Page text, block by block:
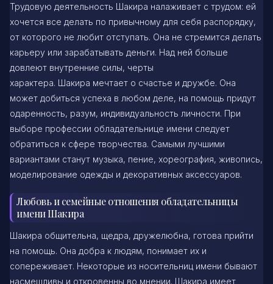
Трудовую деятельность Шакира налаживает с трудом: ей
хочется все делать по привычному для себя распорядку,
от которого не любит отступать. Она не стремится делать
карьеру или зарабатывать деньги. Над ней больше
довлеют внутренние силы, черты
характера. Шакира мечтает о счастье и дружбе. Она
может добиться успеха в любом деле, на помощь придут
одаренность, разум, индивидуальность личности. При
выборе профессии обладательнице имени следует
обратиться к сфере творчества. Самыми лучшими
вариантами станут музыка, пение, хореография, живопись,
моделирование одежды и декоративных аксессуаров.
Любовь и семейные отношения обладательницы
имени Шакира
Шакира общительна, щедра, дружелюбна, готова прийти
на помощь. Она добра к людям, понимает их и
сопереживает. Некоторые из носительниц имени бывают
насмешливы и откровенны во мнении. Шакира имеет